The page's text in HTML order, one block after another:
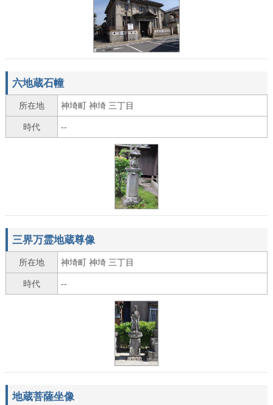
六地蔵石幢
所在地 神埼町 神埼 三丁目
時代 --
三界万霊地蔵尊像
所在地 神埼町 神埼 三丁目
時代 --
地蔵菩薩坐像